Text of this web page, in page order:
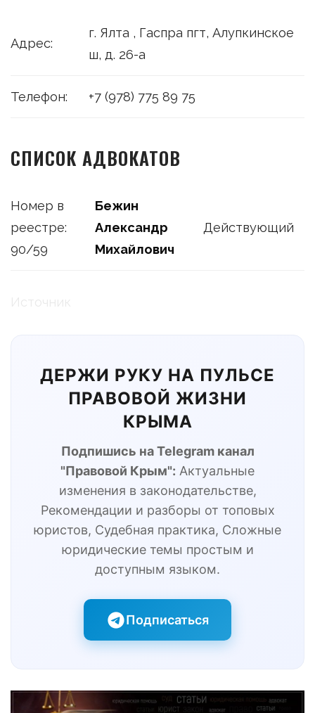
Адрес:
г. Ялта , Гаспра пгт, Алупкинское
ш, д. 26-а
Телефон: +7 (978) 775 89 75
СПИСОК АДВОКАТОВ
Номер в
реестре:
90/59
Бежин
Александр
Михайлович
Действующий
ДЕРЖИ РУКУ НА ПУЛЬСЕ
ПРАВОВОЙ ЖИЗНИ
КРЫМА
Подпишись на Telegram канал
"Правовой Крым": Актуальные
изменения в законодательстве,
Рекомендации и разборы от топовых
юристов, Судебная практика, Сложные
юридические темы простым и
доступным языком.
Подписаться